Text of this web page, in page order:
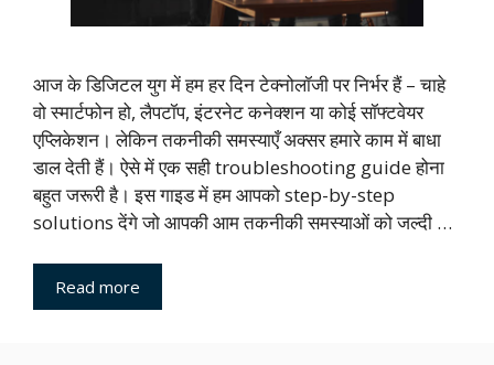
आज के डिजिटल युग में हम हर दिन टेक्नोलॉजी पर निर्भर हैं – चाहे
वो स्मार्टफोन हो, लैपटॉप, इंटरनेट कनेक्शन या कोई सॉफ्टवेयर
एप्लिकेशन। लेकिन तकनीकी समस्याएँ अक्सर हमारे काम में बाधा
डाल देती हैं। ऐसे में एक सही troubleshooting guide होना
बहुत जरूरी है। इस गाइड में हम आपको step-by-step
solutions देंगे जो आपकी आम तकनीकी समस्याओं को जल्दी …
Read more